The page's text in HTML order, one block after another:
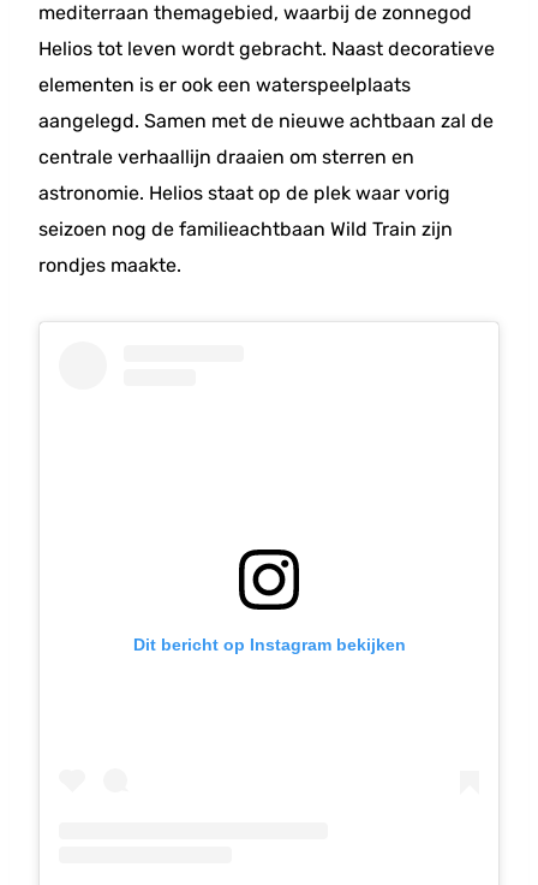
mediterraan themagebied, waarbij de zonnegod
Helios tot leven wordt gebracht. Naast decoratieve
elementen is er ook een waterspeelplaats
aangelegd. Samen met de nieuwe achtbaan zal de
centrale verhaallijn draaien om sterren en
astronomie. Helios staat op de plek waar vorig
seizoen nog de familieachtbaan Wild Train zijn
rondjes maakte.
Dit bericht op Instagram bekijken